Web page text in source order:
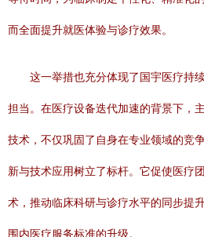
而全面提升就医体验与诊疗效果。
这一举措也充分体现了国宇医疗持
担当。在医疗设备迭代加速的背景下，
技术，不仅巩固了自身在专业领域的竞
新与技术应用树立了标杆。它促使医疗
术，推动临床科研与诊疗水平的同步提
围内医疗服务标准的升级。